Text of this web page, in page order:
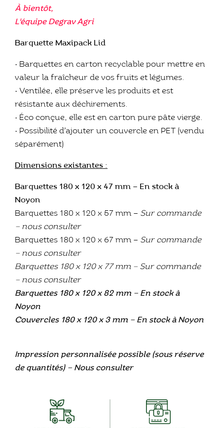
À bientôt,
L'équipe Degrav Agri
Barquette Maxipack Lid
• Barquettes en carton recyclable pour mettre en
valeur la fraîcheur de vos fruits et légumes.
• Ventilée, elle préserve les produits et est
résistante aux déchirements.
• Éco conçue, elle est en carton pure pâte vierge.
• Possibilité d’ajouter un couvercle en PET (vendu
séparément)
Dimensions existantes :
Barquettes 180 x 120 x 47 mm – En stock à
Noyon
Barquettes 180 x 120 x 57 mm – Sur commande
– nous consulter
Barquettes 180 x 120 x 67 mm – Sur commande
– nous consulter
Barquettes 180 x 120 x 77 mm – Sur commande
– nous consulter
Barquettes 180 x 120 x 82 mm – En stock à
Noyon
Couvercles 180 x 120 x 3 mm – En stock à Noyon
Impression personnalisée possible (sous réserve
de quantités) – Nous consulter